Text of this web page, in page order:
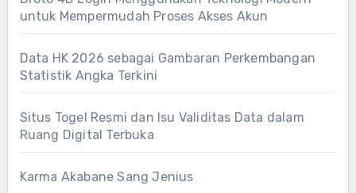
untuk Mempermudah Proses Akses Akun
Data HK 2026 sebagai Gambaran Perkembangan
Statistik Angka Terkini
Situs Togel Resmi dan Isu Validitas Data dalam
Ruang Digital Terbuka
Karma Akabane Sang Jenius